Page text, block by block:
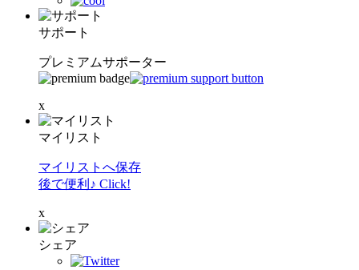
サポート
プレミアムサポーター
x
マイリスト
マイリストへ保存
後で便利♪ Click!
x
シェア